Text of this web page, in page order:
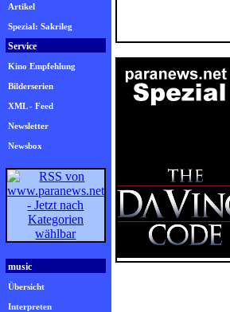
Artikel
Spezial: Sakrileg
Service
Kino Empfehlung
Bilderserien
XML - Feed
Newsletter
Newsbox
music
Übersicht
Interpreten